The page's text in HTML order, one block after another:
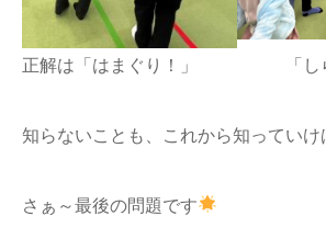
正解は「はまぐり！」 「しら
知らないことも、これから知っていけ
さぁ～最後の問題です